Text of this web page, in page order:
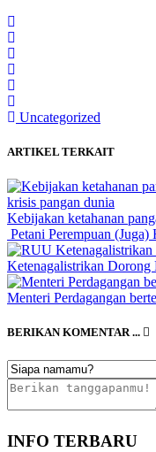
Uncategorized
ARTIKEL TERKAIT
Kebijakan ketahanan
Petani Perempuan
Ketenagalistrikan Dorong
Menteri Perdagangan
BERIKAN KOMENTAR ...
INFO TERBARU